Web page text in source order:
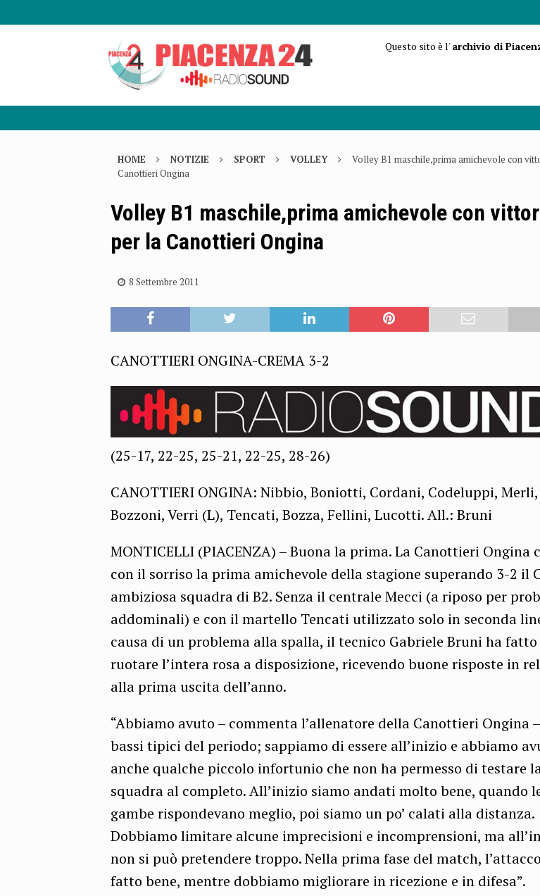
Questo sito è l'archivio di
HOME NOTIZIE SPORT VOLLEY
Volley B1 maschile,prima amichevole con
Canottieri Ongina
Volley B1 maschile,prima amichevole con
per la Canottieri Ongina
8 Settembre 2011
CANOTTIERI ONGINA-CREMA 3-2
(25-17, 22-25, 25-21, 22-25, 28-26)
CANOTTIERI ONGINA: Nibbio, Boniotti, Cordani, Codeluppi, Merli,
Bozzoni, Verri (L), Tencati, Bozza, Fellini, Lucotti. All.: Bruni
MONTICELLI (PIACENZA) – Buona la prima. La Canottieri Ongina
con il sorriso la prima amichevole della stagione superando 3-2 il
ambiziosa squadra di B2. Senza il centrale Mecci (a riposo per
addominali) e con il martello Tencati utilizzato solo in seconda
causa di un problema alla spalla, il tecnico Gabriele Bruni ha fatto
ruotare l’intera rosa a disposizione, ricevendo buone risposte in
alla prima uscita dell’anno.
“Abbiamo avuto – commenta l’allenatore della Canottieri Ongina
bassi tipici del periodo; sappiamo di essere all’inizio e abbiamo
anche qualche piccolo infortunio che non ha permesso di testare
squadra al completo. All’inizio siamo andati molto bene, quando
gambe rispondevano meglio, poi siamo un po’ calati alla distanza.
Dobbiamo limitare alcune imprecisioni e incomprensioni, ma
non si può pretendere troppo. Nella prima fase del match,
fatto bene, mentre dobbiamo migliorare in ricezione e in difesa”.